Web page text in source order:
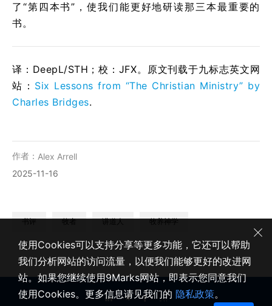
了“第四本书”，使我们能更好地研读那三本最重要的
书。
译：DeepL/STH；校： JFX。原文刊载于九标志英文网
站： Six Lessons from “The Christian Ministry” by
Charles Bridges.
作者： Alex Arrell
2025-11-16
书评 牧者 讲道人 牧养神学
使用Cookies可以支持分享等更多功能，它还可以帮助
我们分析网站的访问流量，以便我们能够更好的改进网
站。如果您继续使用9Marks网站，即表示您同意我们
使用Cookies。更多信息请见我们的 隐私政策。